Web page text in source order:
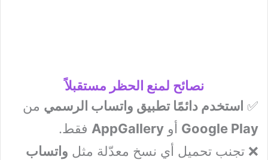
نصائح لمنع الحظر مستقبلاً
✅ استخدم دائمًا تطبيق واتساب الرسمي من
Google Play أو AppGallery فقط.
❌ تجنب تحميل أي نسخ معدّلة مثل واتساب